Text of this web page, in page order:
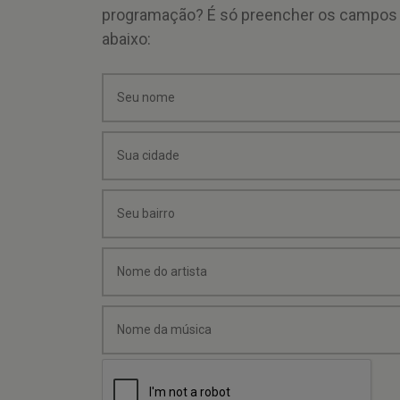
programação? É só preencher os campos
abaixo: